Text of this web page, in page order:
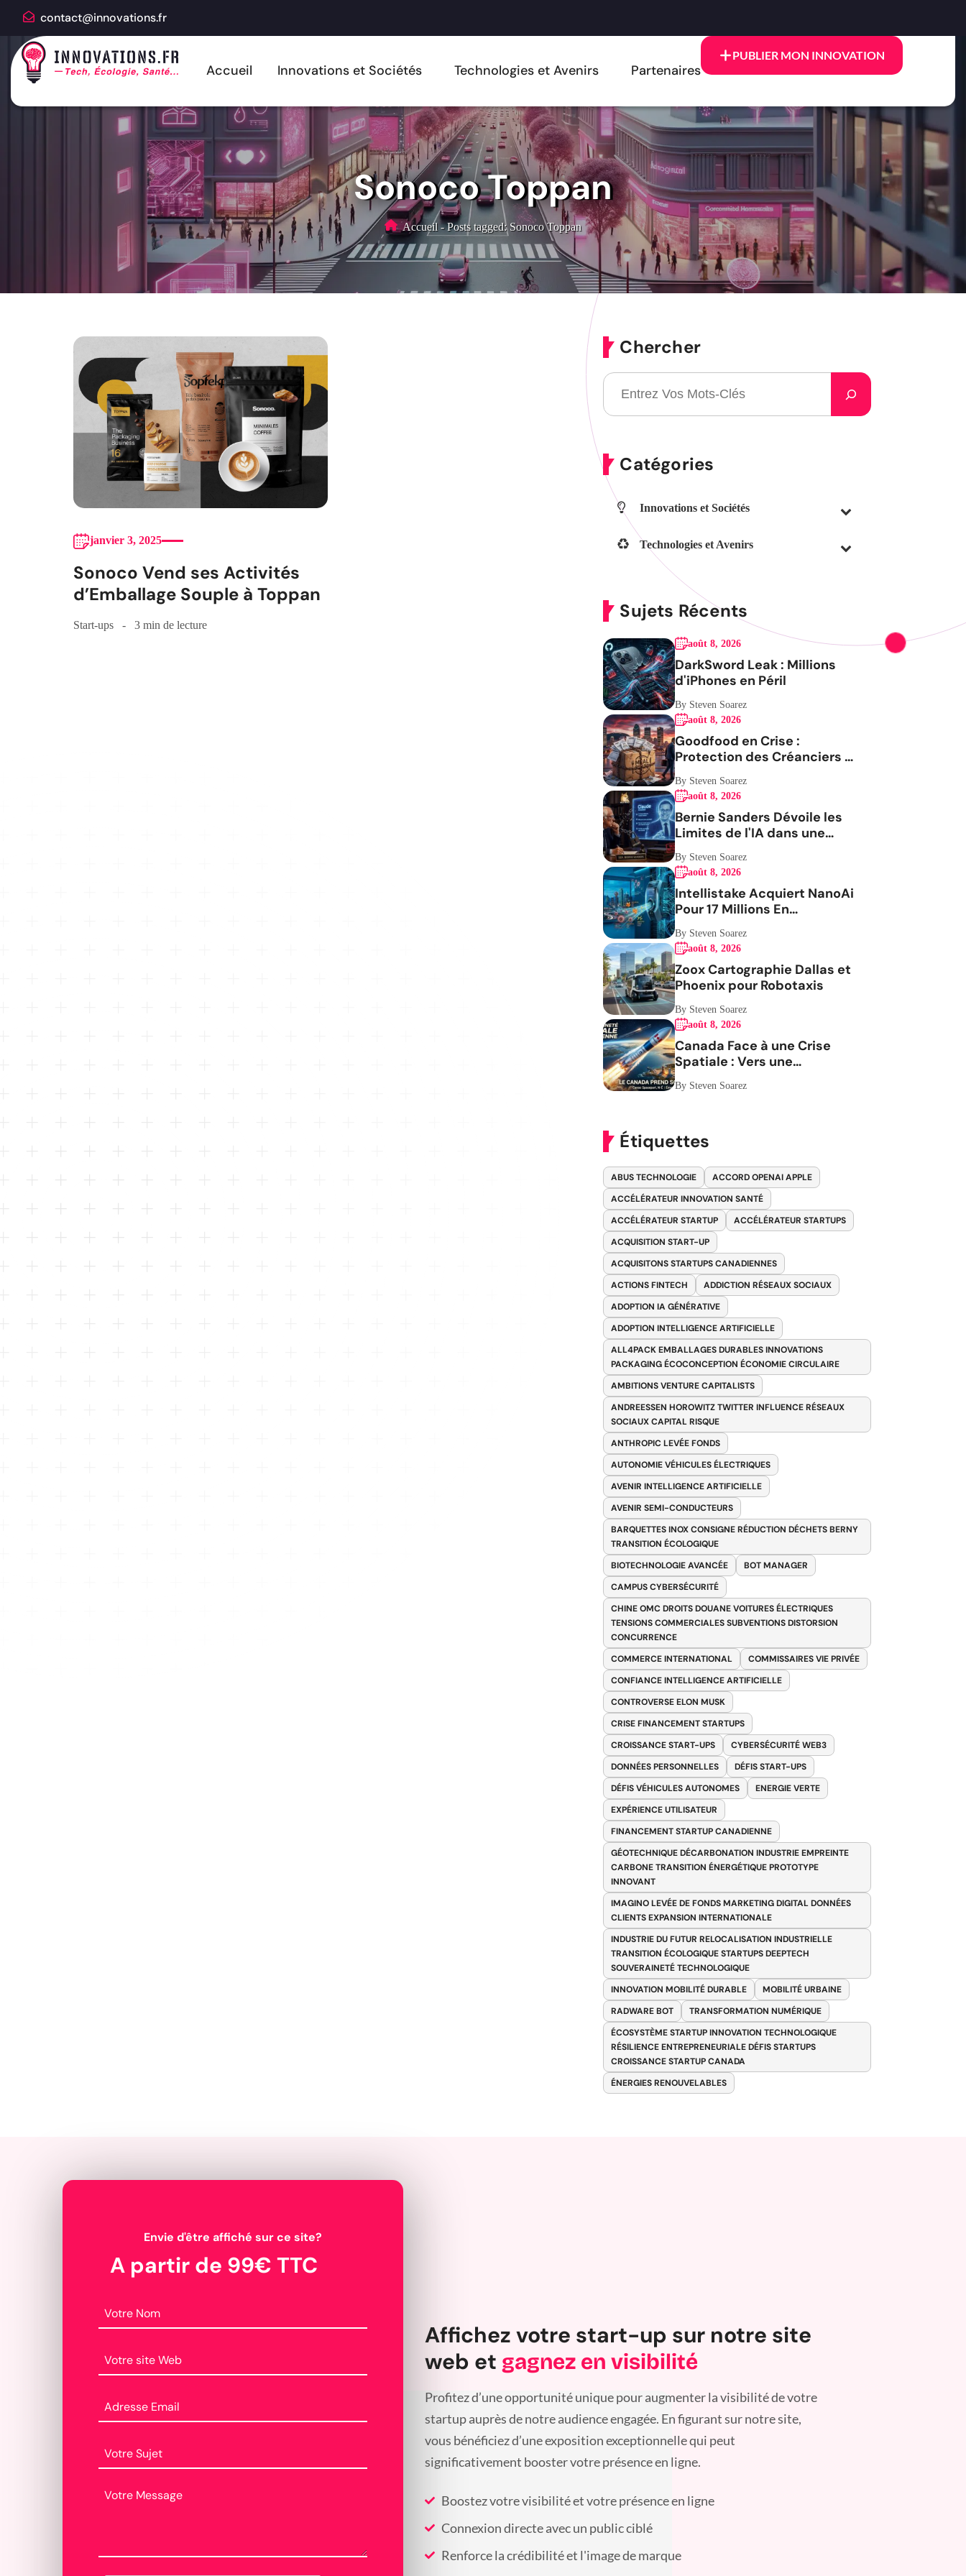
contact@innovations.fr
Accueil Innovations et Sociétés Technologies et Avenirs Partenaires
PUBLIER MON INNOVATION
Sonoco Toppan
Accueil - Posts tagged: Sonoco Toppan
janvier 3, 2025
Sonoco Vend ses Activités
d’Emballage Souple à Toppan
Start-ups 3 min de lecture
Chercher
Catégories
Innovations et Sociétés
Technologies et Avenirs
Sujets Récents
août 8, 2026
DarkSword Leak : Millions
d'iPhones en Péril
By Steven Soarez
août 8, 2026
Goodfood en Crise :
Protection des Créanciers et
Avenir Incertain
By Steven Soarez
août 8, 2026
Bernie Sanders Dévoile les
Limites de l'IA dans une
Vidéo Virale
By Steven Soarez
août 8, 2026
Intellistake Acquiert NanoAi
Pour 17 Millions En
ActionsGenerating the
French blog article
By Steven Soarez
août 8, 2026
Zoox Cartographie Dallas et
Phoenix pour Robotaxis
By Steven Soarez
août 8, 2026
Canada Face à une Crise
Spatiale : Vers une
Indépendance Stratégique
By Steven Soarez
Étiquettes
ABUS TECHNOLOGIE
ACCORD OPENAI APPLE
ACCÉLÉRATEUR INNOVATION SANTÉ
ACCÉLÉRATEUR STARTUP
ACCÉLÉRATEUR STARTUPS
ACQUISITION START-UP
ACQUISITONS STARTUPS CANADIENNES
ACTIONS FINTECH
ADDICTION RÉSEAUX SOCIAUX
ADOPTION IA GÉNÉRATIVE
ADOPTION INTELLIGENCE ARTIFICIELLE
ALL4PACK EMBALLAGES DURABLES INNOVATIONS
PACKAGING ÉCOCONCEPTION ÉCONOMIE CIRCULAIRE
AMBITIONS VENTURE CAPITALISTS
ANDREESSEN HOROWITZ TWITTER INFLUENCE RÉSEAUX
SOCIAUX CAPITAL RISQUE
ANTHROPIC LEVÉE FONDS
AUTONOMIE VÉHICULES ÉLECTRIQUES
AVENIR INTELLIGENCE ARTIFICIELLE
AVENIR SEMI-CONDUCTEURS
BARQUETTES INOX CONSIGNE RÉDUCTION DÉCHETS BERNY
TRANSITION ÉCOLOGIQUE
BIOTECHNOLOGIE AVANCÉE
BOT MANAGER
CAMPUS CYBERSÉCURITÉ
CHINE OMC DROITS DOUANE VOITURES ÉLECTRIQUES
TENSIONS COMMERCIALES SUBVENTIONS DISTORSION
CONCURRENCE
COMMERCE INTERNATIONAL
COMMISSAIRES VIE PRIVÉE
CONFIANCE INTELLIGENCE ARTIFICIELLE
CONTROVERSE ELON MUSK
CRISE FINANCEMENT STARTUPS
CROISSANCE START-UPS
CYBERSÉCURITÉ WEB3
DONNÉES PERSONNELLES
DÉFIS START-UPS
DÉFIS VÉHICULES AUTONOMES
ENERGIE VERTE
EXPÉRIENCE UTILISATEUR
FINANCEMENT STARTUP CANADIENNE
GÉOTECHNIQUE DÉCARBONATION INDUSTRIE EMPREINTE
CARBONE TRANSITION ÉNERGÉTIQUE PROTOTYPE
INNOVANT
IMAGINO LEVÉE DE FONDS MARKETING DIGITAL DONNÉES
CLIENTS EXPANSION INTERNATIONALE
INDUSTRIE DU FUTUR RELOCALISATION INDUSTRIELLE
TRANSITION ÉCOLOGIQUE STARTUPS DEEPTECH
SOUVERAINETÉ TECHNOLOGIQUE
INNOVATION MOBILITÉ DURABLE
MOBILITÉ URBAINE
RADWARE BOT
TRANSFORMATION NUMÉRIQUE
ÉCOSYSTÈME STARTUP INNOVATION TECHNOLOGIQUE
RÉSILIENCE ENTREPRENEURIALE DÉFIS STARTUPS
CROISSANCE STARTUP CANADA
ÉNERGIES RENOUVELABLES
Envie d'être affiché sur ce site?
A partir de 99€ TTC
Affichez votre start-up sur notre site
web et gagnez en visibilité
Profitez d’une opportunité unique pour augmenter la visibilité de votre
startup auprès de notre audience engagée. En figurant sur notre site,
vous bénéficiez d’une exposition exceptionnelle qui peut
significativement booster votre présence en ligne.
Boostez votre visibilité et votre présence en ligne
Connexion directe avec un public ciblé
Renforce la crédibilité et l'image de marque